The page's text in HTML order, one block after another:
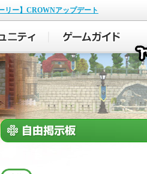
リー】CROWNアップデート